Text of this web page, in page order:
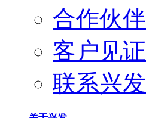
合作伙伴
客户见证
联系兴发